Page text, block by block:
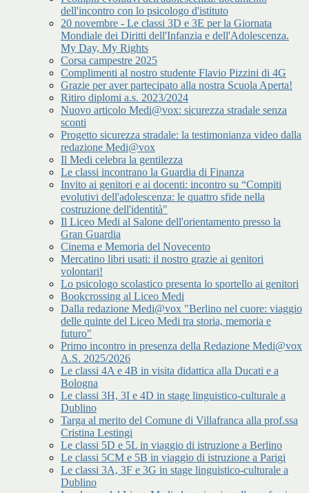
dell'incontro con lo psicologo d'istituto
20 novembre - Le classi 3D e 3E per la Giornata
Mondiale dei Diritti dell'Infanzia e dell'Adolescenza.
My Day, My Rights
Corsa campestre 2025
Complimenti al nostro studente Flavio Pizzini di 4G
Grazie per aver partecipato alla nostra Scuola Aperta!
Ritiro diplomi a.s. 2023/2024
Nuovo articolo Medi@vox: sicurezza stradale senza
sconti
Progetto sicurezza stradale: la testimonianza video dalla
redazione Medi@vox
Il Medi celebra la gentilezza
Le classi incontrano la Guardia di Finanza
Invito ai genitori e ai docenti: incontro su “Compiti
evolutivi dell'adolescenza: le quattro sfide nella
costruzione dell'identità"
Il Liceo Medi al Salone dell'orientamento presso la
Gran Guardia
Cinema e Memoria del Novecento
Mercatino libri usati: il nostro grazie ai genitori
volontari!
Lo psicologo scolastico presenta lo sportello ai genitori
Bookcrossing al Liceo Medi
Dalla redazione Medi@vox "Berlino nel cuore: viaggio
delle quinte del Liceo Medi tra storia, memoria e
futuro"
Primo incontro in presenza della Redazione Medi@vox
A.S. 2025/2026
Le classi 4A e 4B in visita didattica alla Ducati e a
Bologna
Le classi 3H, 3I e 4D in stage linguistico-culturale a
Dublino
Targa al merito del Comune di Villafranca alla prof.ssa
Cristina Lestingi
Le classi 5D e 5L in viaggio di istruzione a Berlino
Le classi 5CM e 5B in viaggio di istruzione a Parigi
Le classi 3A, 3F e 3G in stage linguistico-culturale a
Dublino